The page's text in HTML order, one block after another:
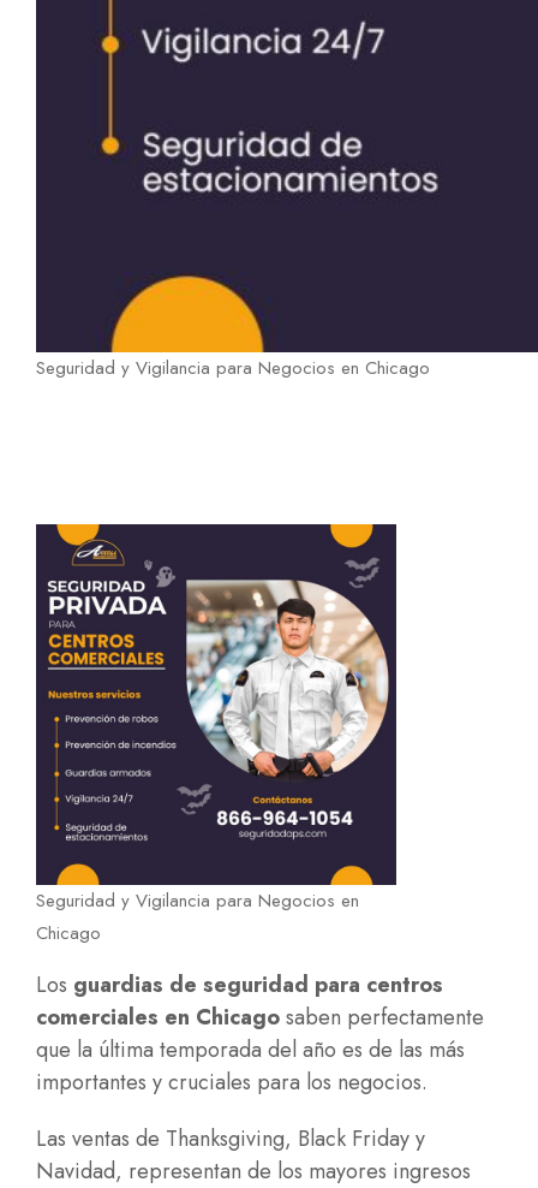
Seguridad y Vigilancia para Negocios en Chicago
Seguridad y Vigilancia para Negocios en
Chicago
Los guardias de seguridad para centros
comerciales en Chicagosaben perfectamente
que la última temporada del año es de las más
importantes y cruciales para los negocios.
Las ventas de Thanksgiving, Black Friday y
Navidad, representan de los mayores ingresos